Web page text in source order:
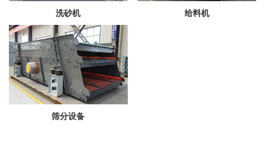
洗砂机 给料机
筛分设备